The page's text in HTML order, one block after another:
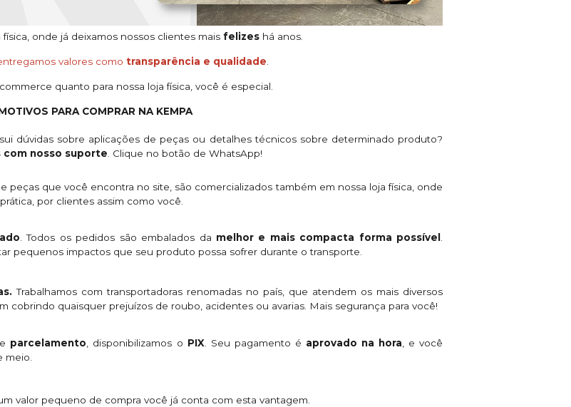
onde já deixamos nossos clientes mais felizeshá anos.
valores como transparência e qualidade.
quanto para nossa loja física, você é especial.
PARA COMPRAR NA KEMPA
dúvidas sobre aplicações de peças ou detalhes técnicos sobre determinado produto?
nosso suporte. Clique no botão de WhatsApp!
peças que você encontra no site, são comercializados também em nossa loja física, onde
por clientes assim como você.
. Todos os pedidos são embalados da melhor e mais compacta forma possível .
pequenos impactos que seu produto possa sofrer durante o transporte.
Trabalhamos com transportadoras renomadas no país, que atendem os mais diversos
cobrindo quaisquer prejuízos de roubo, acidentes ou avarias. Mais segurança para você!
parcelamento, disponibilizamos o PIX. Seu pagamento é aprovado na hora, e você
meio.
valor pequeno de compra você já conta com esta vantagem.